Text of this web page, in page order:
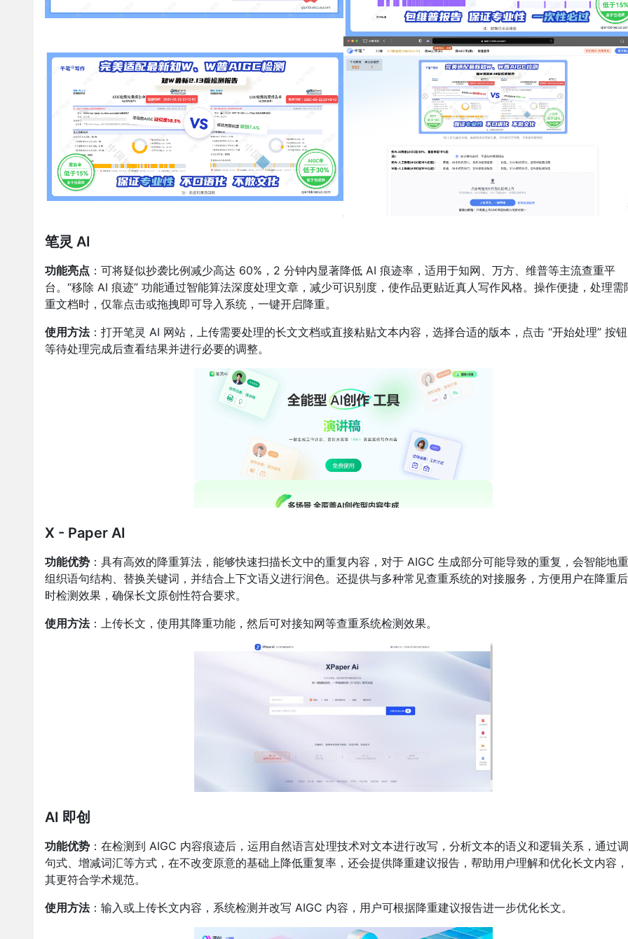
笔灵 AI
功能亮点 ：可将疑似抄袭比例减少高达 60%，2 分钟内显著降低 AI 痕迹率，适用于知网、万方、维普等主流查重平
台。“移除 AI 痕迹” 功能通过智能算法深度处理文章，减少可识别度，使作品更贴近真人写作风格。操作便捷，处理需
重文档时，仅靠点击或拖拽即可导入系统，一键开启降重。
使用方法：打开笔灵 AI 网站，上传需要处理的长文文档或直接粘贴文本内容，选择合适的版本，点击 “开始处理” 按
等待处理完成后查看结果并进行必要的调整。
X - Paper AI
功能优势 ：具有高效的降重算法，能够快速扫描长文中的重复内容，对于 AIGC 生成部分可能导致的重复，会智能地
组织语句结构、替换关键词，并结合上下文语义进行润色。还提供与多种常见查重系统的对接服务，方便用户在降重
时检测效果，确保长文原创性符合要求。
使用方法：上传长文，使用其降重功能，然后可对接知网等查重系统检测效果。
AI 即创
功能优势 ：在检测到 AIGC 内容痕迹后，运用自然语言处理技术对文本进行改写，分析文本的语义和逻辑关系，通过
句式、增减词汇等方式，在不改变原意的基础上降低重复率，还会提供降重建议报告，帮助用户理解和优化长文内容
其更符合学术规范。
使用方法：输入或上传长文内容，系统检测并改写 AIGC 内容，用户可根据降重建议报告进一步优化长文。